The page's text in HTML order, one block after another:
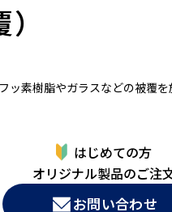
ッ素樹脂やガラスなどの被覆
はじめての方
オリジナル製品のご注
お問い合わせ